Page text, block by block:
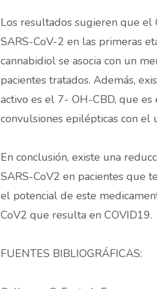
Los resultados sugieren que
SARS-CoV-2 en las primeras
cannabidiol se asocia con un
pacientes tratados. Además,
activo es el 7- OH-CBD, que
convulsiones epilépticas con el
En conclusión, existe una
SARS-CoV2 en pacientes que
el potencial de este
CoV2 que resulta en COVID19.
FUENTES BIBLIOGRÁFICAS: